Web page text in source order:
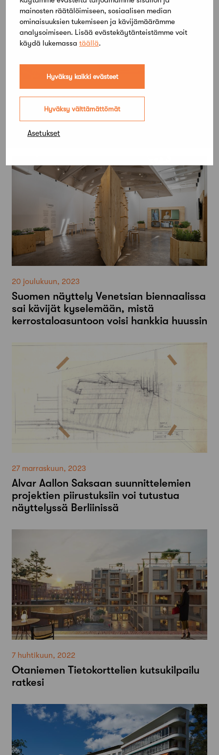
mainosten räätälöimiseen, sosiaalisen median
ominaisuuksien tukemiseen ja kävijämäärämme
analysoimiseen. Lisää evästekäytänteistämme voit
käydä lukemassa täällä.
Hyväksy kaikki evästeet
Hyväksy välttämättömät
Asetukset
22 joulukuun, 2023
Teatteriarvio: Kotkan kaupunginteatterin
Aino A. kartoittaa naistaiteilijan ahdasta
paikkaa miesten maailmassa
20 joulukuun, 2023
Suomen näyttely Venetsian biennaalissa
sai kävijät kyselemään, mistä
kerrostaloasuntoon voisi hankkia huussin
27 marraskuun, 2023
Alvar Aallon Saksaan suunnittelemien
projektien piirustuksiin voi tutustua
näyttelyssä Berliinissä
7 huhtikuun, 2022
Otaniemen Tietokorttelien kutsukilpailu
ratkesi